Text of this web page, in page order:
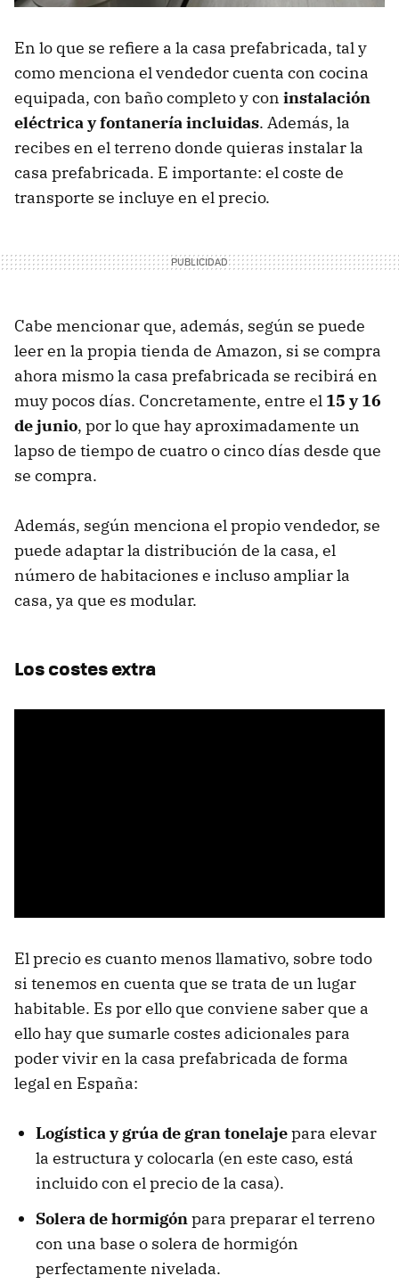
En lo que se refiere a la casa prefabricada, tal y
como menciona el vendedor cuenta con cocina
equipada, con baño completo y con instalación
eléctrica y fontanería incluidas. Además, la
recibes en el terreno donde quieras instalar la
casa prefabricada. E importante: el coste de
transporte se incluye en el precio.
Cabe mencionar que, además, según se puede
leer en la propia tienda de Amazon, si se compra
ahora mismo la casa prefabricada se recibirá en
muy pocos días. Concretamente, entre el 15 y 16
de junio, por lo que hay aproximadamente un
lapso de tiempo de cuatro o cinco días desde que
se compra.
Además, según menciona el propio vendedor, se
puede adaptar la distribución de la casa, el
número de habitaciones e incluso ampliar la
casa, ya que es modular.
Los costes extra
El precio es cuanto menos llamativo, sobre todo
si tenemos en cuenta que se trata de un lugar
habitable. Es por ello que conviene saber que a
ello hay que sumarle costes adicionales para
poder vivir en la casa prefabricada de forma
legal en España:
Logística y grúa de gran tonelajepara elevar
la estructura y colocarla (en este caso, está
incluido con el precio de la casa).
Solera de hormigónpara preparar el terreno
con una base o solera de hormigón
perfectamente nivelada.